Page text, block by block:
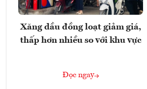
Xăng dầu đồng loạt giảm giá,
thấp hơn nhiều so với khu vực
Đọc ngay